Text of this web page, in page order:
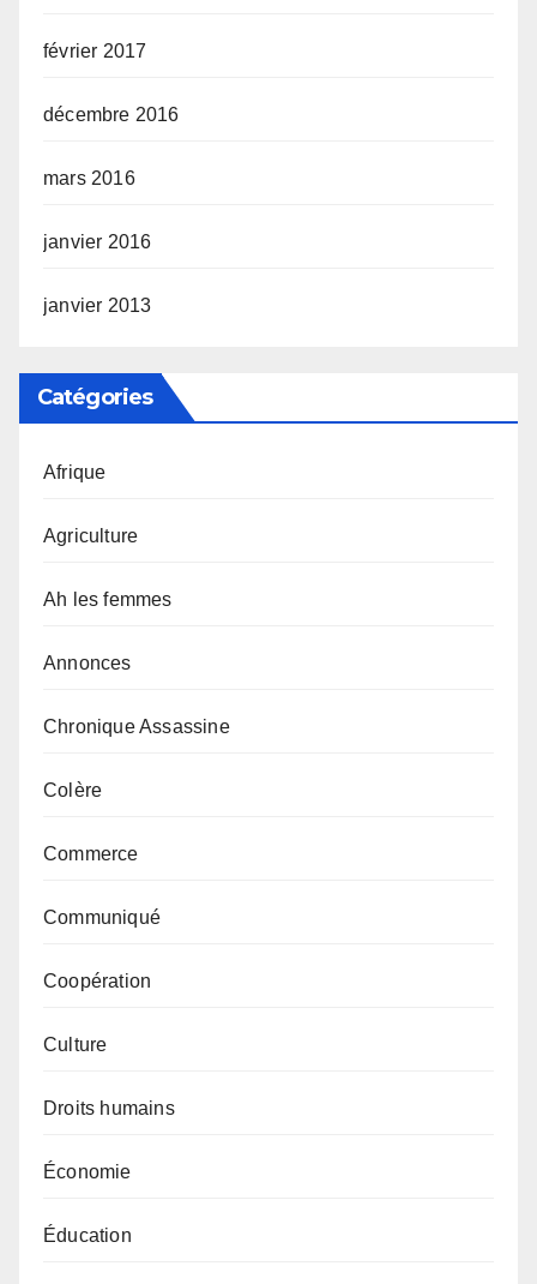
février 2017
décembre 2016
mars 2016
janvier 2016
janvier 2013
Catégories
Afrique
Agriculture
Ah les femmes
Annonces
Chronique Assassine
Colère
Commerce
Communiqué
Coopération
Culture
Droits humains
Économie
Éducation